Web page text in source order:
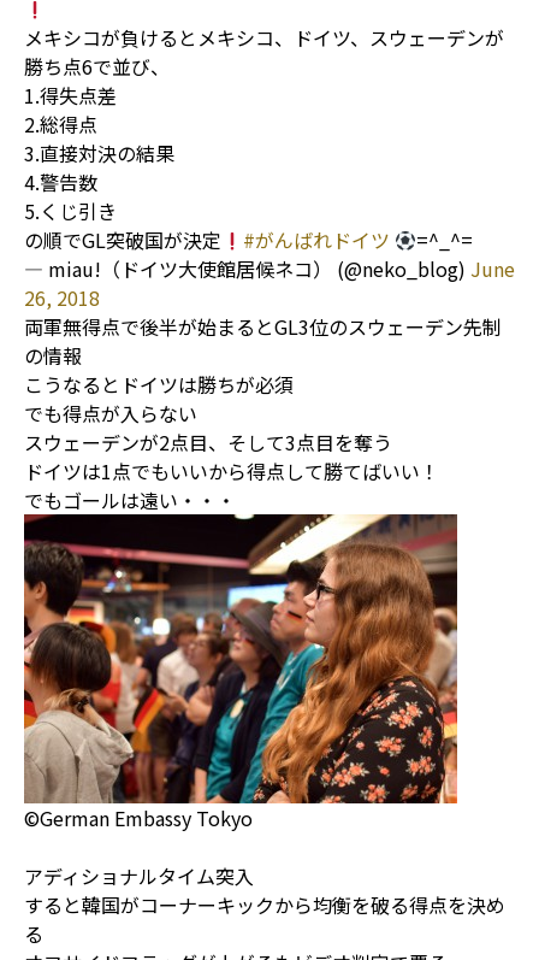
メキシコが負けるとメキシコ、ドイツ、スウェーデンが
勝ち点6で並び、
1.得失点差
2.総得点
3.直接対決の結果
4.警告数
5.くじ引き
の順でGL突破国が決定
#がんばれドイツ
=^_^=
— miau!（ドイツ大使館居候ネコ） (@neko_blog) June
26, 2018
両軍無得点で後半が始まるとGL3位のスウェーデン先制
の情報
こうなるとドイツは勝ちが必須
でも得点が入らない
スウェーデンが2点目、そして3点目を奪う
ドイツは1点でもいいから得点して勝てばいい！
でもゴールは遠い・・・
©German Embassy Tokyo
アディショナルタイム突入
すると韓国がコーナーキックから均衡を破る得点を決め
る